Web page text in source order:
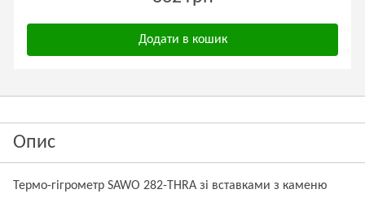
Додати в кошик
Опис
Термо-гігрометр SAWO 282-THRA зі вставками з каменю